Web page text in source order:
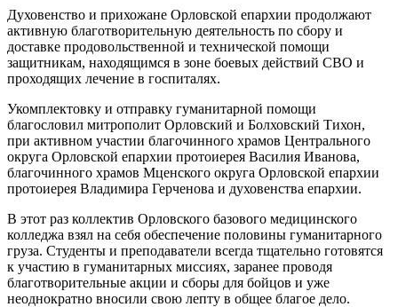
Духовенство и прихожане Орловской епархии продолжают
активную благотворительную деятельность по сбору и
доставке продовольственной и технической помощи
защитникам, находящимся в зоне боевых действий СВО и
проходящих лечение в госпиталях.
Укомплектовку и отправку гуманитарной помощи
благословил митрополит Орловский и Болховский Тихон,
при активном участии благочинного храмов Центрального
округа Орловской епархии протоиерея Василия Иванова,
благочинного храмов Мценского округа Орловской епархии
протоиерея Владимира Герченова и духовенства епархии.
В этот раз коллектив Орловского базового медицинского
колледжа взял на себя обеспечение половины гуманитарного
груза. Студенты и преподаватели всегда тщательно готовятся
к участию в гуманитарных миссиях, заранее проводя
благотворительные акции и сборы для бойцов и уже
неоднократно вносили свою лепту в общее благое дело.